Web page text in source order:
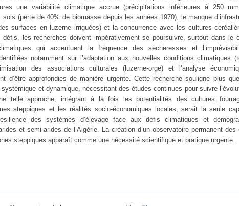
une variabilité climatique accrue (précipitations inférieures à 250
sols (perte de 40% de biomasse depuis les années 1970), le manque
surfaces en luzerne irriguées) et la concurrence avec les cultures
les recherches doivent impérativement se poursuivre, surtout dans le
qui accentuent la fréquence des sécheresses et
notamment sur l’adaptation aux nouvelles conditions climatiques
des associations culturales (luzerne-orge) et l’analyse
d’être approfondies de manière urgente. Cette recherche souligne plus
systémique et dynamique, nécessitant des études continues pour suivre
telle approche, intégrant à la fois les potentialités des cultures
steppiques et les réalités socio-économiques locales, serait la seule
des systèmes d’élevage face aux défis climatiques et
et semi-arides de l’Algérie. La création d’un observatoire permanent des
steppiques apparaît comme une nécessité scientifique et pratique urgente.